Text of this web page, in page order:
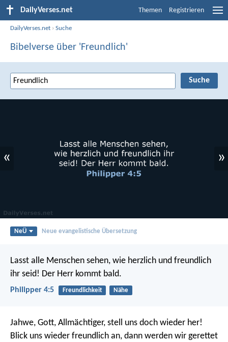
DailyVerses.net Themen Registrieren
DailyVerses.net ›Suche
Bibelverse über 'Freundlich'
« »
NeÜ Neue evangelistische Übersetzung
Lasst alle Menschen sehen, wie herzlich und freundlich
ihr seid! Der Herr kommt bald.
Philipper 4:5 Freundlichkeit Nähe
Jahwe, Gott, Allmächtiger, stell uns doch wieder her!
Blick uns wieder freundlich an, dann werden wir gerettet